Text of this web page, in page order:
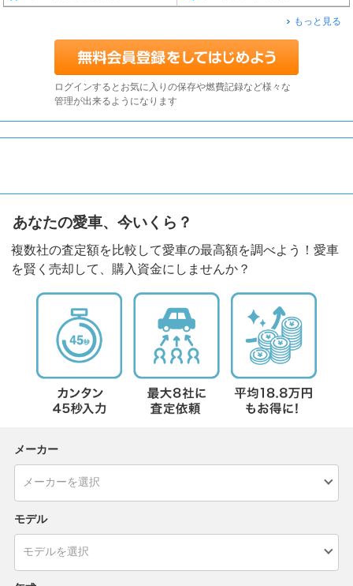
もっと見る
ログインするとお気に入りの保存や燃費記録など様々な
管理が出来るようになります
あなたの愛車、今いくら？
複数社の査定額を比較して愛車の最高額を調べよう！愛車
を賢く売却して、購入資金にしませんか？
メーカー
モデル